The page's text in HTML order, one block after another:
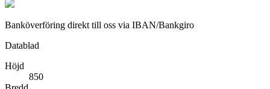
Banköverföring direkt till oss via IBAN/Bankgiro
Datablad
Höjd
850